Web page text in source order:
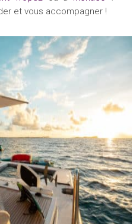
et vous accompagner !